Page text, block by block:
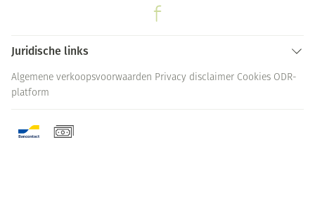
Juridische links
Algemene verkoopsvoorwaarden Privacy disclaimer Cookies ODR-
platform